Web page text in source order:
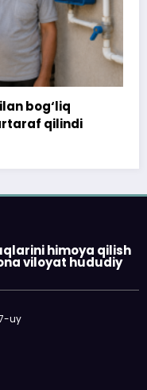
bog‘liq
qilindi
himoya qilish
viloyat hududiy
uy